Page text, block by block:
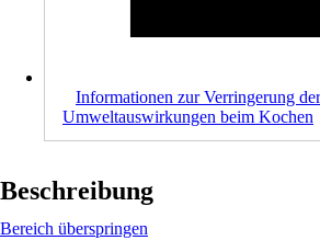
Informationen zur Verringerung der
Umweltauswirkungen beim Kochen
Beschreibung
Bereich überspringen